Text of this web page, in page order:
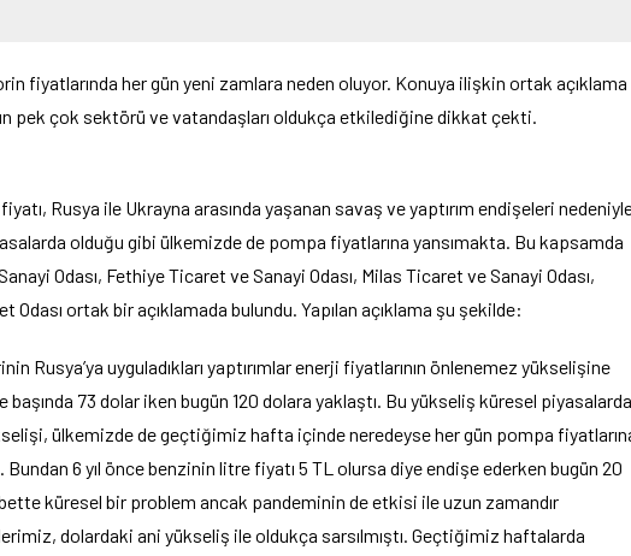
fiyatlarında her gün yeni zamlara neden oluyor. Konuya ilişkin ortak açıklama
pek çok sektörü ve vatandaşları oldukça etkilediğine dikkat çekti.
Rusya ile Ukrayna arasında yaşanan savaş ve yaptırım endişeleri
olduğu gibi ülkemizde de pompa fiyatlarına yansımakta. Bu kapsamda
Odası, Fethiye Ticaret ve Sanayi Odası, Milas Ticaret ve Sanayi Odası,
ortak bir açıklamada bulundu. Yapılan açıklama şu şekilde:
Rusya’ya uyguladıkları yaptırımlar enerji fiyatlarının önlenemez yükselişine
73 dolar iken bugün 120 dolara yaklaştı. Bu yükseliş küresel piyasalarda
ülkemizde de geçtiğimiz hafta içinde neredeyse her gün pompa
6 yıl önce benzinin litre fiyatı 5 TL olursa diye endişe ederken bugün 20
küresel bir problem ancak pandeminin de etkisi ile uzun zamandır
dolardaki ani yükseliş ile oldukça sarsılmıştı. Geçtiğimiz haftalarda